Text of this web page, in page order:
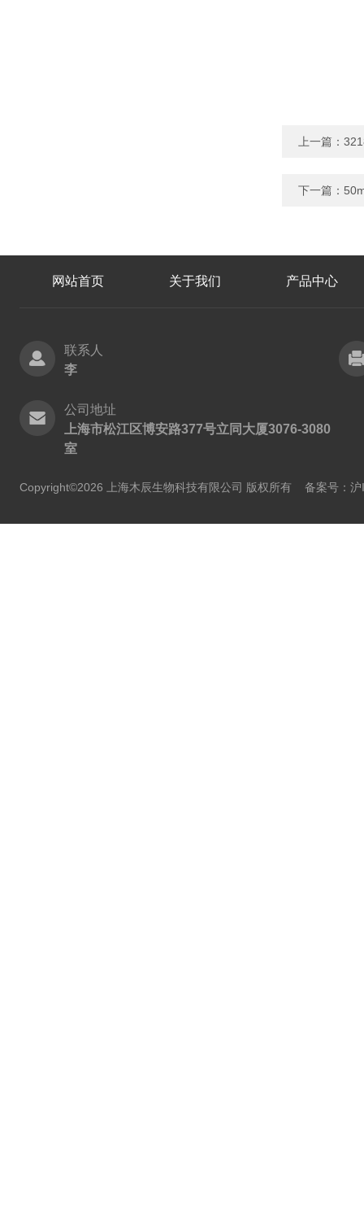
上一篇：
下一篇：
网站首页 关于我们 产品中心
联系人
李
公司地址
上海市松江区博安路377号立同大厦3076-3080
室
Copyright©2026 上海木辰生物科技有限公司 版权所有 备案号：